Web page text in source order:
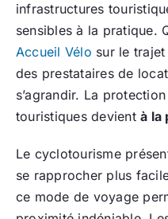
infrastructures
sensibles à la pratique.
Accueil Vélo sur le
des prestataires de
s’agrandir. La
touristiques devientà la
Le cyclotourisme
se rapprocher plus
ce mode de voyage